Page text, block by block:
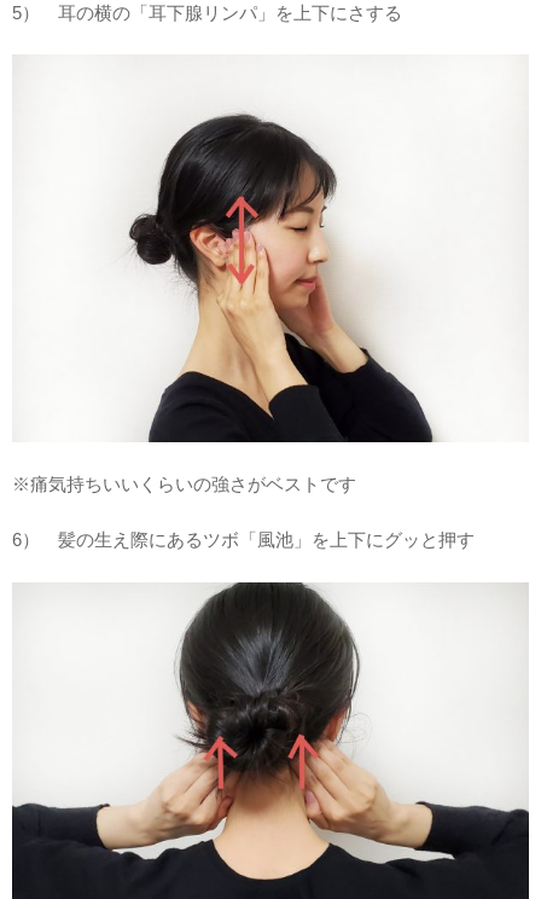
5） 耳の横の「耳下腺リンパ」を上下にさする
※痛気持ちいいくらいの強さがベストです
6） 髪の生え際にあるツボ「風池」を上下にグッと押す